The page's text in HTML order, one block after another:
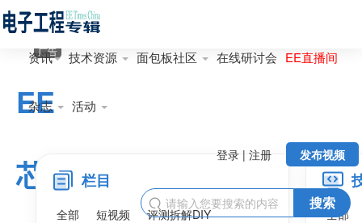
资讯 技术资源 面包板社区 在线研讨会 EE直播间
杂志 活动
发布视频
登录 | 注册
 搜索
EE
芯
广告
栏目
全部 短视频
评测拆解DIY
全部